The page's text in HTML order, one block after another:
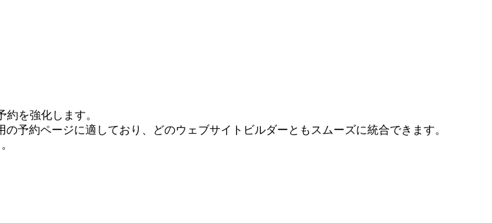
を強化します。
予約ページに適しており、どのウェブサイトビルダーともスムーズに統合できます。